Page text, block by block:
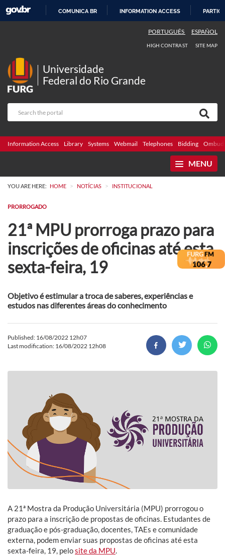
COMUNICA BR INFORMATION ACCESS
PORTUGUÊS ESPAÑOL
HIGH CONTRAST SITE MAP
Universidade
Federal do Rio Grande
Information Access Library Systems Webmail Telephones Bidding
MENU
YOU ARE HERE: HOME > NOTÍCIAS > INSTITUCIONAL
PRORROGADO
21ª MPU prorroga prazo para
inscrições de oficinas até esta
sexta-feira, 19
Objetivo é estimular a troca de saberes, experiências e
estudos nas diferentes áreas do conhecimento
Published: 16/08/2022 12h07
Last modification: 16/08/2022 12h08
A 21ª Mostra da Produção Universitária (MPU) prorrogou o
prazo para a inscrição de propostas de oficinas. Estudantes de
graduação e pós-graduação, docentes, TAEs e comunidade
externa, podem enviar suas propostas de oficinas até esta
sexta-feira, 19, pelosite da MPU.